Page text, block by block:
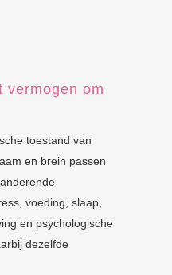
vermogen om
toestand van
en brein passen
voeding, slaap,
en psychologische
dezelfde